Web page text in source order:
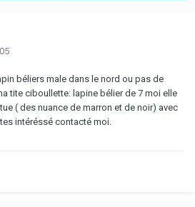
béliers male dans le nord ou pas de
tite ciboullette: lapine bélier de 7 moi elle
( des nuance de marron et de noir) avec
intéréssé contacté moi.